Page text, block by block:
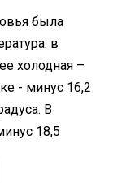
была
в
холодная –
- минус 16,2
В
18,5